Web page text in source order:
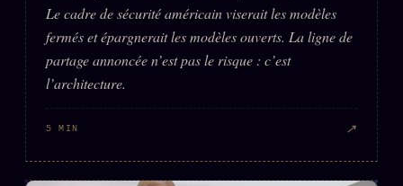
Le cadre de sécurité américain viserait les modèles
fermés et épargnerait les modèles ouverts. La ligne de
partage annoncée n’est pas le risque : c’est
l’architecture.
5 MIN ↗